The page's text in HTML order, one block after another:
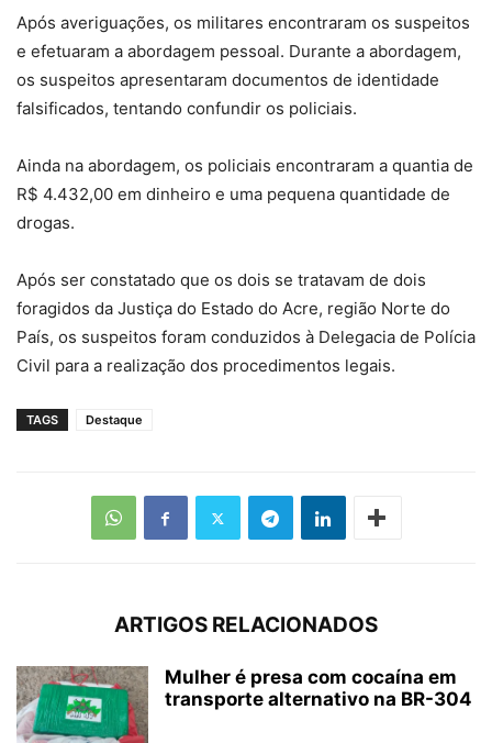
Após averiguações, os militares encontraram os suspeitos
e efetuaram a abordagem pessoal. Durante a abordagem,
os suspeitos apresentaram documentos de identidade
falsificados, tentando confundir os policiais.
Ainda na abordagem, os policiais encontraram a quantia de
R$ 4.432,00 em dinheiro e uma pequena quantidade de
drogas.
Após ser constatado que os dois se tratavam de dois
foragidos da Justiça do Estado do Acre, região Norte do
País, os suspeitos foram conduzidos à Delegacia de Polícia
Civil para a realização dos procedimentos legais.
TAGS Destaque
ARTIGOS RELACIONADOS
Mulher é presa com cocaína em
transporte alternativo na BR-304